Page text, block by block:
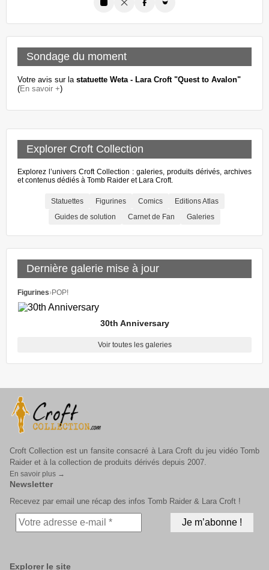
Sondage du moment
Votre avis sur la statuette Weta - Lara Croft "Quest to Avalon"
(En savoir +)
Explorer Croft Collection
Explorez l’univers Croft Collection : galeries, produits dérivés, archives
et contenus dédiés à Tomb Raider et Lara Croft.
Statuettes Figurines Comics
Editions Atlas
Guides de solution
Carnet de Fan Galeries
Dernière galerie mise à jour
Figurines›POP!
30th Anniversary
Voir toutes les galeries
Croft Collection est un fansite consacré à Lara Croft du jeu vidéo Tomb
Raider et à la collection de produits dérivés depuis 2007.
En savoir plus →
Newsletter
Recevez par email une récap des infos Tomb Raider & Lara Croft !
Explorer le site